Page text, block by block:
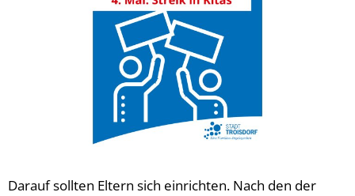
Darauf sollten Eltern sich einrichten. Nach den der